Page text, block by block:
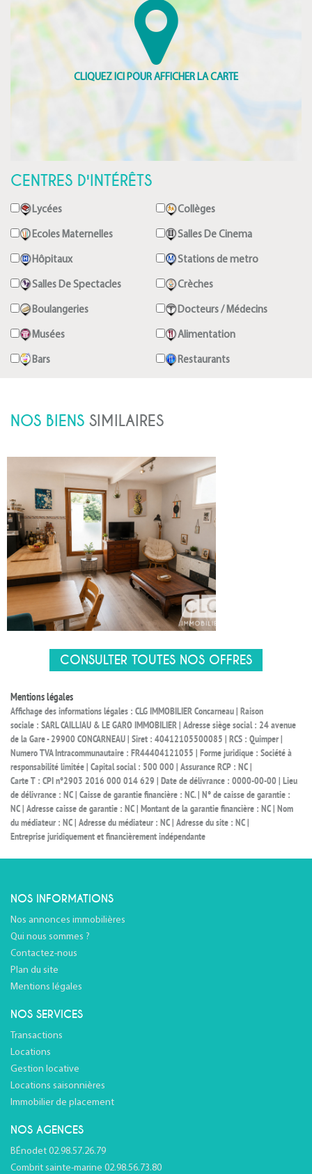
CENTRES D'INTÉRÊTS
Lycées Collèges
Ecoles Maternelles Salles De Cinema
Hôpitaux Stations de metro
Salles De Spectacles Crèches
Boulangeries Docteurs / Médecins
Musées Alimentation
Bars Restaurants
NOS BIENS SIMILAIRES
CONSULTER TOUTES NOS OFFRES
Mentions légales
Affichage des informations légales : CLG IMMOBILIER Concarneau | Raison
sociale : SARL CAILLIAU & LE GARO IMMOBILIER | Adresse siège social : 24 avenue
de la Gare - 29900 CONCARNEAU | Siret : 40412105500085 | RCS : Quimper |
Numero TVA Intracommunautaire : FR44404121055 | Forme juridique : Société à
responsabilité limitée | Capital social : 500 000 | Assurance RCP : NC |
Carte T : CPI n°2903 2016 000 014 629 | Date de délivrance : 0000-00-00 | Lieu
de délivrance : NC | Caisse de garantie financière : NC. | N° de caisse de garantie :
NC | Adresse caisse de garantie : NC | Montant de la garantie financière : NC | Nom
du médiateur : NC | Adresse du médiateur : NC | Adresse du site : NC |
Entreprise juridiquement et financièrement indépendante
NOS INFORMATIONS
Nos annonces immobilières
Qui nous sommes ?
Contactez-nous
Plan du site
Mentions légales
NOS SERVICES
Transactions
Locations
Gestion locative
Locations saisonnières
Immobilier de placement
NOS AGENCES
BÉnodet 02.98.57.26.79
Combrit sainte-marine 02.98.56.73.80